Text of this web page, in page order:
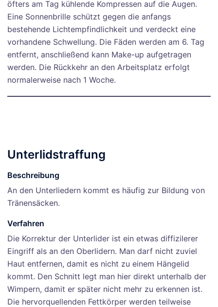
öfters am Tag kühlende Kompressen auf die Augen.
Eine Sonnenbrille schützt gegen die anfangs
bestehende Lichtempfindlichkeit und verdeckt eine
vorhandene Schwellung. Die Fäden werden am 6. Tag
entfernt, anschließend kann Make-up aufgetragen
werden. Die Rückkehr an den Arbeitsplatz erfolgt
normalerweise nach 1 Woche.
Unterlidstraffung
Beschreibung
An den Unterliedern kommt es häufig zur Bildung von
Tränensäcken.
Verfahren
Die Korrektur der Unterlider ist ein etwas diffizilerer
Eingriff als an den Oberlidern. Man darf nicht zuviel
Haut entfernen, damit es nicht zu einem Hängelid
kommt. Den Schnitt legt man hier direkt unterhalb der
Wimpern, damit er später nicht mehr zu erkennen ist.
Die hervorquellenden Fettkörper werden teilweise